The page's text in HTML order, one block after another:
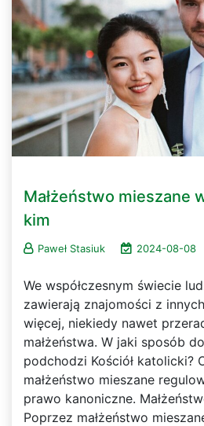
Małżeństwo mieszane
kim
Paweł Stasiuk 2024-08-08
We współczesnym świecie
zawierają znajomości z
więcej, niekiedy nawet
małżeństwa. W jaki sposób
podchodzi Kościół katolicki?
małżeństwo mieszane
prawo kanoniczne.
Poprzez małżeństwo